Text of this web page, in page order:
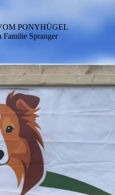
PONYHÜGEL
Spranger